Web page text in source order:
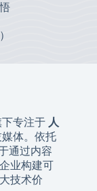
专注于 人
体。依托
通过内容
业构建可
技术价